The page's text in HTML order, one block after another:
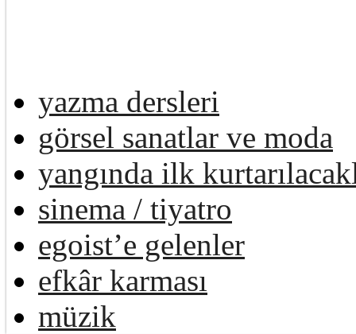
yazma dersleri
görsel sanatlar ve moda
yangında ilk
sinema / tiyatro
egoist’e gelenler
efkâr karması
müzik